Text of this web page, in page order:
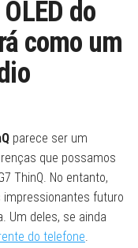
do
como um
parece ser um
que possamos
ThinQ. No entanto,
futuro
Um deles, se ainda
do telefone.